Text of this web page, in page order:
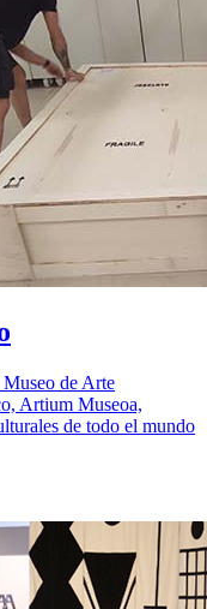
de Arte
Artium Museoa,
de todo el mundo